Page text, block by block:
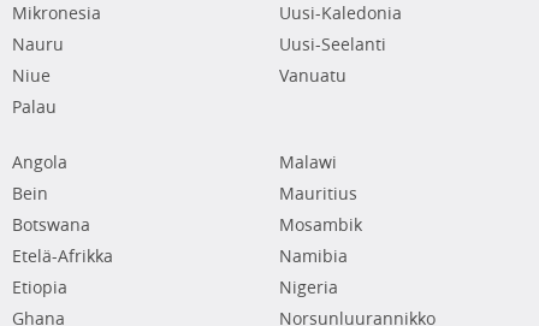
Mikronesia
Nauru
Niue
Palau
Uusi-Kaledonia
Uusi-Seelanti
Vanuatu
Angola
Bein
Botswana
Etelä-Afrikka
Etiopia
Ghana
Malawi
Mauritius
Mosambik
Namibia
Nigeria
Norsunluurannikko